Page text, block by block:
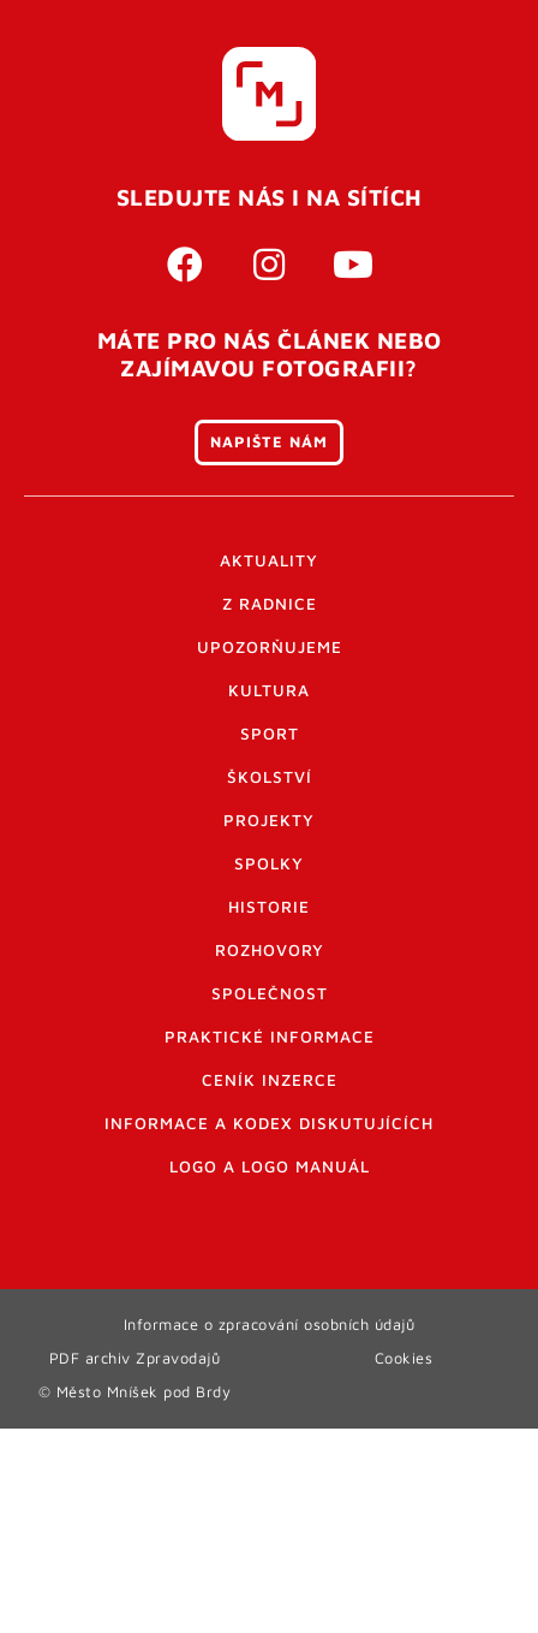
SLEDUJTE NÁS I NA SÍTÍCH
MÁTE PRO NÁS ČLÁNEK NEBO
ZAJÍMAVOU FOTOGRAFII?
NAPIŠTE NÁM
AKTUALITY
Z RADNICE
UPOZORŇUJEME
KULTURA
SPORT
ŠKOLSTVÍ
PROJEKTY
SPOLKY
HISTORIE
ROZHOVORY
SPOLEČNOST
PRAKTICKÉ INFORMACE
CENÍK INZERCE
INFORMACE A KODEX DISKUTUJÍCÍCH
LOGO A LOGO MANUÁL
© Město Mníšek pod Brdy
PDF archiv Zpravodajů
Informace o zpracování osobních údajů
Cookies